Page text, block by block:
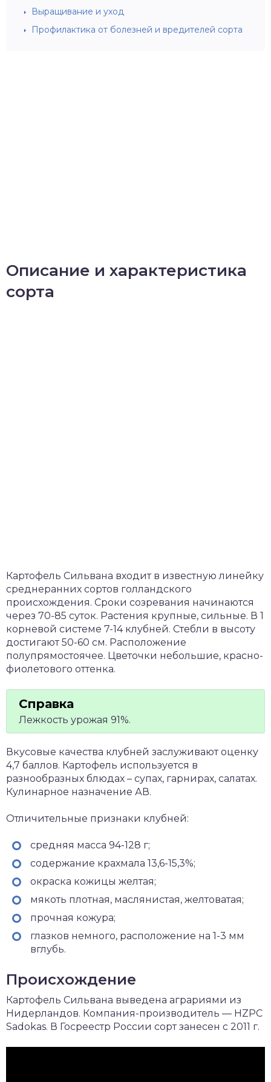
Выращивание и уход
Профилактика от болезней и вредителей сорта
Описание и характеристика
сорта
Картофель Сильвана входит в известную линейку
среднеранних сортов голландского
происхождения. Сроки созревания начинаются
через 70-85 суток. Растения крупные, сильные. В 1
корневой системе 7-14 клубней. Стебли в высоту
достигают 50-60 см. Расположение
полупрямостоячее. Цветочки небольшие, красно-
фиолетового оттенка.
Лежкость урожая 91%.
Вкусовые качества клубней заслуживают оценку
4,7 баллов. Картофель используется в
разнообразных блюдах – супах, гарнирах, салатах.
Кулинарное назначение АВ.
Отличительные признаки клубней:
средняя масса 94-128 г;
содержание крахмала 13,6-15,3%;
окраска кожицы желтая;
мякоть плотная, маслянистая, желтоватая;
прочная кожура;
глазков немного, расположение на 1-3 мм
вглубь.
Происхождение
Картофель Сильвана выведена аграриями из
Нидерландов. Компания-производитель — HZPC
Sadokas. В Госреестр России сорт занесен с 2011 г.